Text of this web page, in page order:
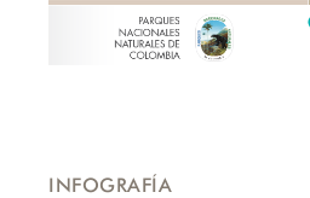
INFOGRAFÍA